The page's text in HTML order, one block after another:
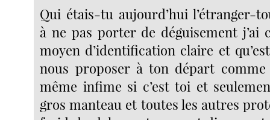
Qui étais-tu aujourd’hui l’étranger-
à ne pas porter de déguisement j’ai
moyen d’identification claire et
nous proposer à ton départ comme
même infime si c’est toi et
gros manteau et toutes les autres